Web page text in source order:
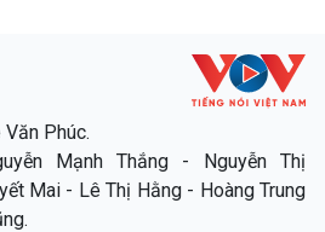
Văn Phúc.
Mạnh Thắng - Nguyễn Thị
Mai - Lê Thị Hằng - Hoàng Trung